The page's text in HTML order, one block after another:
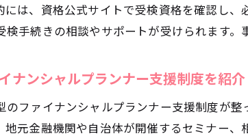
には、資格公式サイトで受検資格を確認し
手続きの相談やサポートが受けられます
ナンシャルプランナー支援制度を紹介
のファイナンシャルプランナー支援制度が
地元金融機関や自治体が開催するセミナー